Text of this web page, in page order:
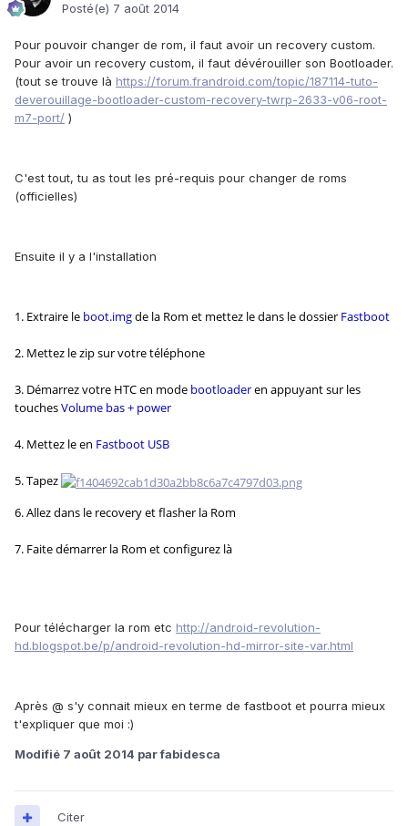
Posté(e) 7 août 2014
Pour pouvoir changer de rom, il faut avoir un recovery custom.
Pour avoir un recovery custom, il faut dévérouiller son Bootloader.
(tout se trouve là https://forum.frandroid.com/topic/187114-tuto-
deverouillage-bootloader-custom-recovery-twrp-2633-v06-root-
m7-port/ )
C'est tout, tu as tout les pré-requis pour changer de roms
(officielles)
Ensuite il y a l'installation
1. Extraire le boot.imgde la Rom et mettez le dans le dossier Fastboot
2. Mettez le zip sur votre téléphone
3. Démarrez votre HTC en mode bootloaderen appuyant sur les
touchesVolume bas + power
4. Mettez le en Fastboot USB
5. Tapez
6. Allez dans le recovery et flasher la Rom
7. Faite démarrer la Rom et configurez là
Pour télécharger la rom etc http://android-revolution-
hd.blogspot.be/p/android-revolution-hd-mirror-site-var.html
Après @ s'y connait mieux en terme de fastboot et pourra mieux
t'expliquer que moi :)
Modifié 7 août 2014 par fabidesca
Citer